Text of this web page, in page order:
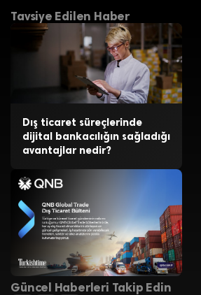
Tavsiye Edilen Haber
Dış ticaret süreçlerinde
dijital bankacılığın sağladığı
avantajlar nedir?
Güncel Haberleri Takip Edin